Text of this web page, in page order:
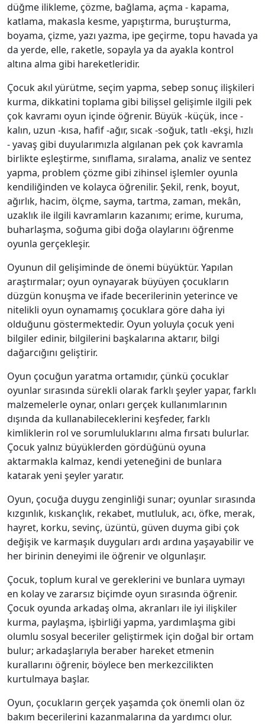
düğme ilikleme, çözme, bağlama, açma - kapama,
katlama, makasla kesme, yapıştırma, buruşturma,
boyama, çizme, yazı yazma, ipe geçirme, topu havada ya
da yerde, elle, raketle, sopayla ya da ayakla kontrol
altına alma gibi hareketleridir.
Çocuk akıl yürütme, seçim yapma, sebep sonuç ilişkileri
kurma, dikkatini toplama gibi bilişsel gelişimle ilgili pek
çok kavramı oyun içinde öğrenir. Büyük -küçük, ince -
kalın, uzun -kısa, hafif -ağır, sıcak -soğuk, tatlı -ekşi, hızlı
- yavaş gibi duyularımızla algılanan pek çok kavramla
birlikte eşleştirme, sınıflama, sıralama, analiz ve sentez
yapma, problem çözme gibi zihinsel işlemler oyunla
kendiliğinden ve kolayca öğrenilir. Şekil, renk, boyut,
ağırlık, hacim, ölçme, sayma, tartma, zaman, mekân,
uzaklık ile ilgili kavramların kazanımı; erime, kuruma,
buharlaşma, soğuma gibi doğa olaylarını öğrenme
oyunla gerçekleşir.
Oyunun dil gelişiminde de önemi büyüktür. Yapılan
araştırmalar; oyun oynayarak büyüyen çocukların
düzgün konuşma ve ifade becerilerinin yeterince ve
nitelikli oyun oynamamış çocuklara göre daha iyi
olduğunu göstermektedir. Oyun yoluyla çocuk yeni
bilgiler edinir, bilgilerini başkalarına aktarır, bilgi
dağarcığını geliştirir.
Oyun çocuğun yaratma ortamıdır, çünkü çocuklar
oyunlar sırasında sürekli olarak farklı şeyler yapar, farklı
malzemelerle oynar, onları gerçek kullanımlarının
dışında da kullanabileceklerini keşfeder, farklı
kimliklerin rol ve sorumluluklarını alma fırsatı bulurlar.
Çocuk yalnız büyüklerden gördüğünü oyuna
aktarmakla kalmaz, kendi yeteneğini de bunlara
katarak yeni şeyler yaratır.
Oyun, çocuğa duygu zenginliği sunar; oyunlar sırasında
kızgınlık, kıskançlık, rekabet, mutluluk, acı, öfke, merak,
hayret, korku, sevinç, üzüntü, güven duyma gibi çok
değişik ve karmaşık duyguları ardı ardına yaşayabilir ve
her birinin deneyimi ile öğrenir ve olgunlaşır.
Çocuk, toplum kural ve gereklerini ve bunlara uymayı
en kolay ve zararsız biçimde oyun sırasında öğrenir.
Çocuk oyunda arkadaş olma, akranları ile iyi ilişkiler
kurma, paylaşma, işbirliği yapma, yardımlaşma gibi
olumlu sosyal beceriler geliştirmek için doğal bir ortam
bulur; arkadaşlarıyla beraber hareket etmenin
kurallarını öğrenir, böylece ben merkezcilikten
kurtulmaya başlar.
Oyun, çocukların gerçek yaşamda çok önemli olan öz
bakım becerilerini kazanmalarına da yardımcı olur.